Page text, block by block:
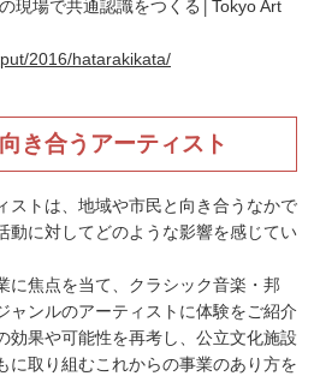
現場で共通認識をつくる│Tokyo Art
2016/hatarakikata/
き合うアーティスト
トは、地域や市民と向き合うなかで
動に対してどのような影響を感じてい
焦点を当て、クラシック音楽・邦
ャンルのアーティストに体験をご紹介
効果や可能性を再考し、公立文化施設
に取り組むこれからの事業のあり方を